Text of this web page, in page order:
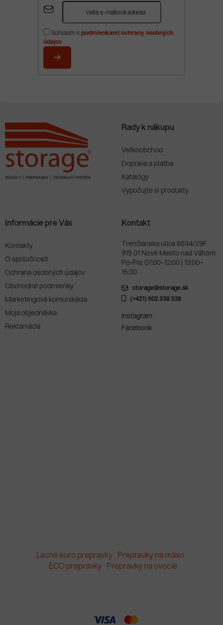
Súhlasím spodmienkami ochrany osobných
údajov
PRIHLÁSIŤ
Rady k nákupu
Veľkoobchod
Doprava a platba
Katalógy
Vypočujte si produkty
Informácie pre Vás
Kontakty
O spoločnosti
Ochrana osobných údajov
Obchodné podmienky
Marketingová komunikácia
Moja objednávka
Reklamácia
Kontakt
Trenčianska ulica 6594/29F
915 01 Nové Mesto nad Váhom
Po-Pia: 07:00–12:00 | 13:00–
15:30
storage@storage.sk
(+421) 902 338 338
Instagram
Facebook
Lacné euro prepravky Prepravky na mäso
ECO prepravky Prepravky na ovocie